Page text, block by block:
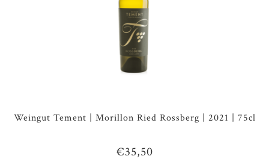
Weingut Tement | Morillon Ried Rossberg | 2021 | 75cl
€35,50